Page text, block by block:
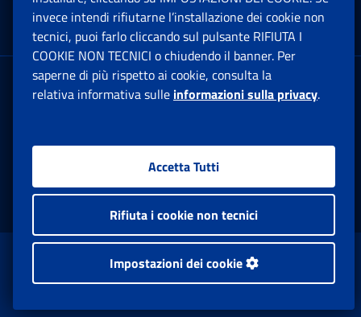
App mobile
Sede Legale : Via Ciro il Grande, 21
00144 Roma
Facebook: Apre una nuova finestra
Twitter: Apre una nuova finestra
Whatsapp: Apre una nuova
Youtube: Apre una
Instagram:
www.inps.gov.it © 1997-2026
Istituto Nazionale Previdenza Sociale.
invece intendi rifiutarne l’installazione dei cookie non
tecnici, puoi farlo cliccando sul pulsante RIFIUTA I
COOKIE NON TECNICI o chiudendo il banner. Per
saperne di più rispetto ai cookie, consulta la
relativa informativa sulle informazioni sulla privacy.
Accetta Tutti
Rifiuta i cookie non tecnici
Impostazioni dei cookie